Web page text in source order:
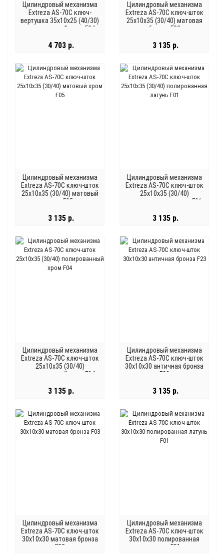
Цилиндровый механизма
Extreza AS-70С ключ-
вертушка 35x10x25 (40/30)
полированный хром F04
4 703 р.
Цилиндровый механизма
Extreza AS-70С ключ-шток
25x10x35 (30/40) матовая
бронза F03
3 135 р.
Цилиндровый механизма
Extreza AS-70С ключ-шток
25x10x35 (30/40) матовый
хром F05
3 135 р.
Цилиндровый механизма
Extreza AS-70С ключ-шток
25x10x35 (30/40)
полированная латунь F01
3 135 р.
Цилиндровый механизма
Extreza AS-70С ключ-шток
25x10x35 (30/40)
полированный хром F04
3 135 р.
Цилиндровый механизма
Extreza AS-70С ключ-шток
30x10x30 античная бронза
F23
3 135 р.
Цилиндровый механизма
Extreza AS-70С ключ-шток
30x10x30 матовая бронза
F03
Цилиндровый механизма
Extreza AS-70С ключ-шток
30x10x30 полированная
латунь F01